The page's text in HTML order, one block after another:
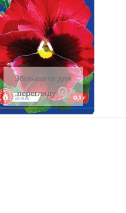
Збільшити для
перегляду